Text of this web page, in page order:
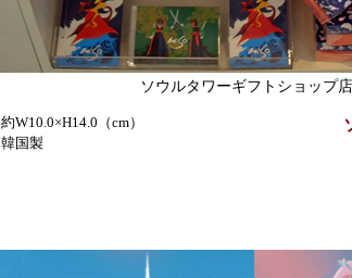
ソウルタワーギフトショップ
約W10.0×H14.0（cm）
韓国製